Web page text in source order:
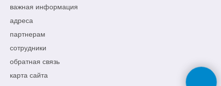
важная информация
адреса
партнерам
сотрудники
обратная связь
карта сайта